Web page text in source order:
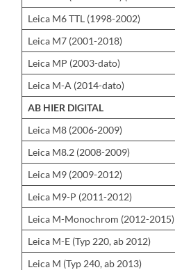
Leica M6 TTL (1998-2002)
Leica M7 (2001-2018)
Leica MP (2003-dato)
Leica M-A (2014-dato)
AB HIER DIGITAL
Leica M8 (2006-2009)
Leica M8.2 (2008-2009)
Leica M9 (2009-2012)
Leica M9-P (2011-2012)
Leica M-Monochrom (2012-2015)
Leica M-E (Typ 220, ab 2012)
Leica M (Typ 240, ab 2013)